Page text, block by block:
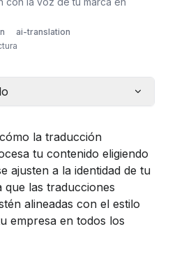
ai-translation
la traducción
tu contenido eligiendo
ajusten a la identidad de tu
que las traducciones
alineadas con el estilo
empresa en todos los